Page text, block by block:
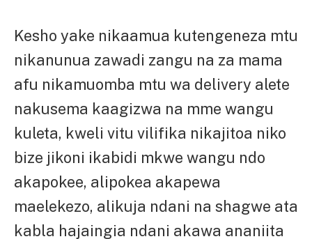
Kesho yake nikaamua kutengeneza mtu
nikanunua zawadi zangu na za mama
afu nikamuomba mtu wa delivery alete
nakusema kaagizwa na mme wangu
kuleta, kweli vitu vilifika nikajitoa niko
bize jikoni ikabidi mkwe wangu ndo
akapokee, alipokea akapewa
maelekezo, alikuja ndani na shagwe ata
kabla hajaingia ndani akawa ananiita